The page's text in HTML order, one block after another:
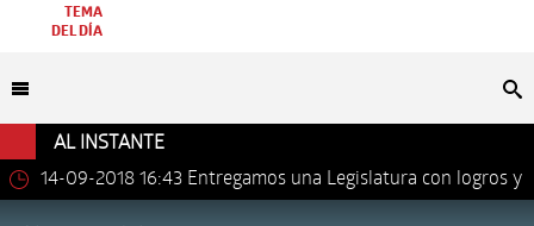
TEMA
DEL DÍA
AL INSTANTE
14-09-2018 16:43 Entregamos una Legislatura con logros y